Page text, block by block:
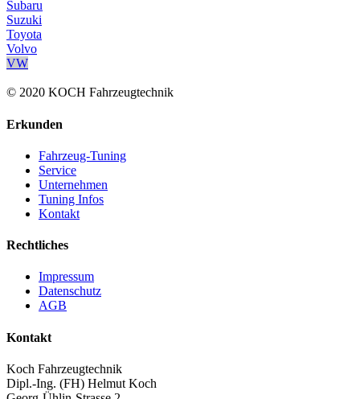
Subaru
Suzuki
Toyota
Volvo
VW
© 2020 KOCH Fahrzeugtechnik
Erkunden
Fahrzeug-Tuning
Service
Unternehmen
Tuning Infos
Kontakt
Rechtliches
Impressum
Datenschutz
AGB
Kontakt
Koch Fahrzeugtechnik
Dipl.-Ing. (FH) Helmut Koch